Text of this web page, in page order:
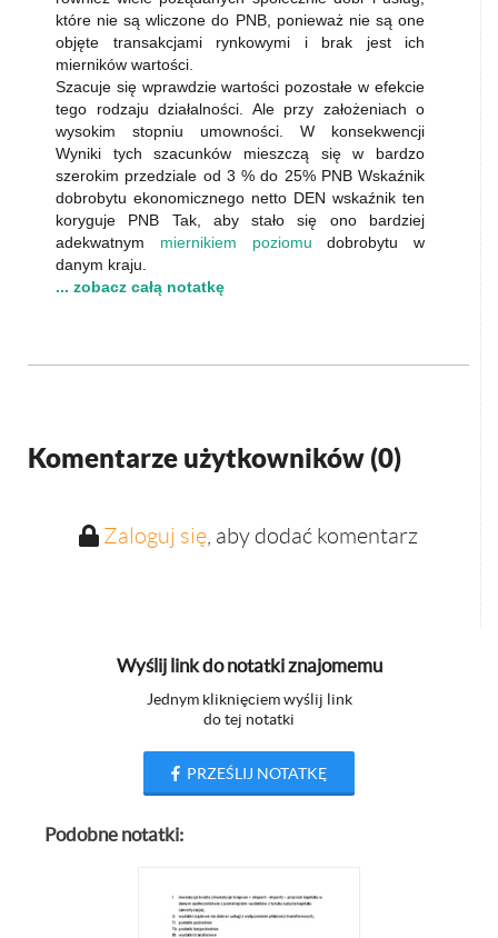
które nie są wliczone do PNB, ponieważ nie są one
objęte transakcjami rynkowymi i brak jest ich
mierników wartości.
Szacuje się wprawdzie wartości pozostałe w efekcie
tego rodzaju działalności. Ale przy założeniach o
wysokim stopniu umowności. W konsekwencji
Wyniki tych szacunków mieszczą się w bardzo
szerokim przedziale od 3 % do 25% PNB Wskaźnik
dobrobytu ekonomicznego netto DEN wskaźnik ten
koryguje PNB Tak, aby stało się ono bardziej
adekwatnym miernikiem poziomu dobrobytu w
danym kraju.
... zobacz całą notatkę
Komentarze użytkowników (0)
Zaloguj się, aby dodać komentarz
Wyślij link do notatki znajomemu
Jednym kliknięciem wyślij link
do tej notatki
PRZEŚLIJ NOTATKĘ
Podobne notatki: